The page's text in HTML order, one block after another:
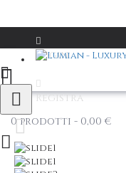
Login
Registra
0 prodotti - 0,00 €